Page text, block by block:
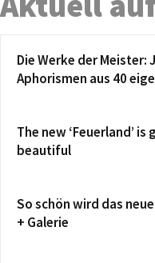
Die Werke der Meister:
Aphorismen aus 40
The new ‘Feuerland’
beautiful
So schön wird das
+ Galerie